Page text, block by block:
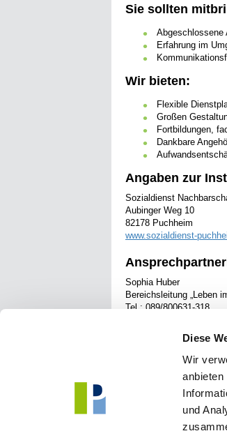
Diese
Wir
und
Sie sollten
Abgeschlossene
Erfahrung im
Wir bieten:
Flexible
Großen
Fortbildungen,
Dankbare
Angaben zur
Sozialdienst
Aubinger Weg 10
82178 Puchheim
www.sozialdienst-
Sophia Huber
Bereichsleitung „Leben
Tel.: 089/800631-318